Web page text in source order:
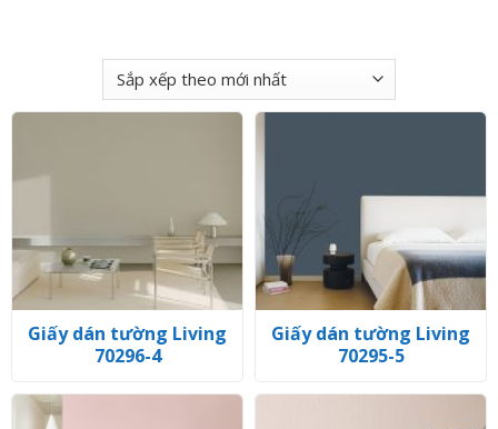
Giấy dán tường Living
70296-4
Giấy dán tường Living
70295-5